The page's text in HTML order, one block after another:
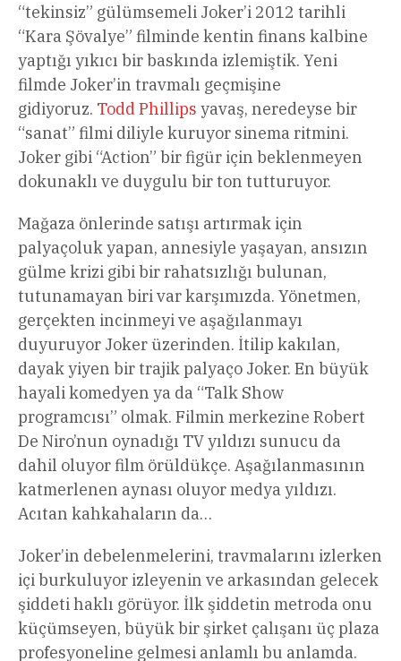
“tekinsiz” gülümsemeli Joker’i 2012 tarihli
“Kara Şövalye” filminde kentin finans kalbine
yaptığı yıkıcı bir baskında izlemiştik. Yeni
filmde Joker’in travmalı geçmişine
gidiyoruz. Todd Phillips yavaş, neredeyse bir
“sanat” filmi diliyle kuruyor sinema ritmini.
Joker gibi “Action” bir figür için beklenmeyen
dokunaklı ve duygulu bir ton tutturuyor.
Mağaza önlerinde satışı artırmak için
palyaçoluk yapan, annesiyle yaşayan, ansızın
gülme krizi gibi bir rahatsızlığı bulunan,
tutunamayan biri var karşımızda. Yönetmen,
gerçekten incinmeyi ve aşağılanmayı
duyuruyor Joker üzerinden. İtilip kakılan,
dayak yiyen bir trajik palyaço Joker. En büyük
hayali komedyen ya da “Talk Show
programcısı” olmak. Filmin merkezine Robert
De Niro’nun oynadığı TV yıldızı sunucu da
dahil oluyor film örüldükçe. Aşağılanmasının
katmerlenen aynası oluyor medya yıldızı.
Acıtan kahkahaların da…
Joker’in debelenmelerini, travmalarını izlerken
içi burkuluyor izleyenin ve arkasından gelecek
şiddeti haklı görüyor. İlk şiddetin metroda onu
küçümseyen, büyük bir şirket çalışanı üç plaza
profesyoneline gelmesi anlamlı bu anlamda.